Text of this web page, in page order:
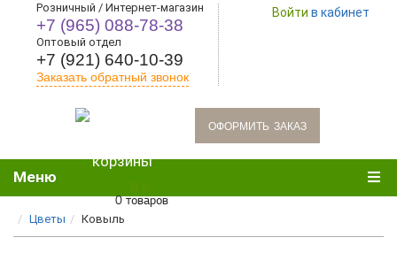
Розничный / Интернет-магазин
+7 (965) 088-78-38
Оптовый отдел
+7 (921) 640-10-39
Заказать обратный звонок
Войти в кабинет
oформить заказ
0 товаров
Меню
Цветы Ковыль